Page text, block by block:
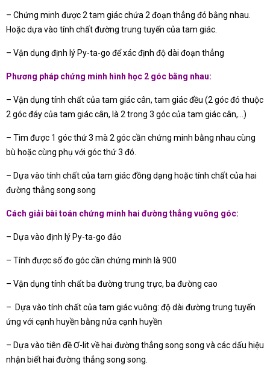
– Chứng minh được 2 tam giác chứa 2 đoạn thẳng đó bằng nhau.
Hoặc dựa vào tính chất đường trung tuyến của tam giác.
– Vận dụng định lý Py-ta-go để xác định độ dài đoạn thẳng
Phương pháp chứng minh hình học 2 góc bằng nhau:
– Vận dụng tính chất của tam giác cân, tam giác đều (2 góc đó thuộc
2 góc đáy của tam giác cân, là 2 trong 3 góc của tam giác cân,…)
– Tìm được 1 góc thứ 3 mà 2 góc cần chứng minh bằng nhau cùng
bù hoặc cùng phụ với góc thứ 3 đó.
– Dựa vào tính chất của tam giác đồng dạng hoặc tính chất của hai
đường thẳng song song
Cách giải bài toán chứng minh hai đường thẳng vuông góc:
– Dựa vào định lý Py-ta-go đảo
– Tính được số đo góc cần chứng minh là 900
– Vận dụng tính chất ba đường trung trực, ba đường cao
– Dựa vào tính chất của tam giác vuông: độ dài đường trung tuyến
ứng với cạnh huyền bằng nửa cạnh huyền
– Dựa vào tiên đề Ơ-lit về hai đường thẳng song song và các dấu hiệu
nhận biết hai đường thẳng song song.